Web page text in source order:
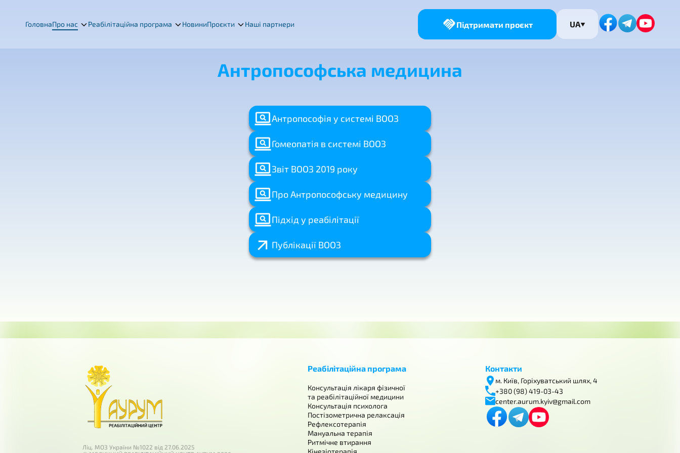
ГоловнаПро нас Реабілітаційна програма НовиниПроєкти Наші партнери Підтримати проєкт UA
Антропософська медицина
Антропософія у системі ВООЗ
Гомеопатія в системі ВООЗ
Звіт ВООЗ 2019 року
Про Антропософську медицину
Підхід у реабілітації
Публікації ВООЗ
Контакти
м. Київ, Горіхуватський шлях, 4
+380 (98) 419-03-43
center.aurum.kyiv@gmail.com
Реабілітаційна програма
Консультація лікаря фізичної
та реабілітаційної медицини
Консультація психолога
Постізометрична релаксація
Рефлексотерапія
Мануальна терапія
Ритмічне втирання
Кінезіотерапія
Ліц. МОЗ України №1022 від 27.06.2025